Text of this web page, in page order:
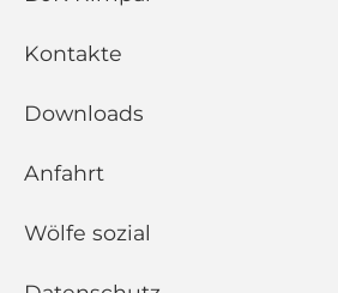
Navigation
überspringen
DATENSCHUTZ
Kontakte
Downloads
Anfahrt
Wölfe sozial